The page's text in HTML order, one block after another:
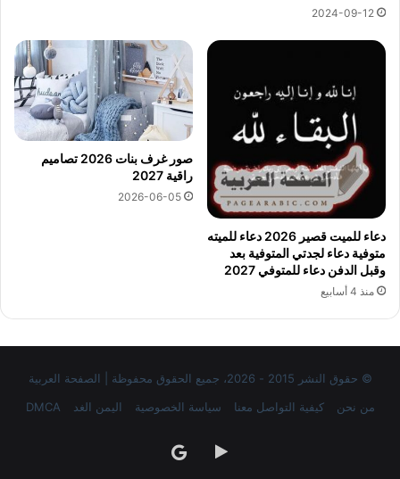
2024-09-12
دعاء للميت قصير 2026 دعاء للميته
متوفية دعاء لجدتي المتوفية بعد
وقبل الدفن دعاء للمتوفي 2027
منذ 4 أسابيع
صور غرف بنات 2026 تصاميم
راقية 2027
2026-06-05
© حقوق النشر 2015 - 2026، جميع الحقوق محفوظة | الصفحة العربية
من نحن
كيفية التواصل معنا سياسة الخصوصية اليمن الغد DMCA
‏Google
google